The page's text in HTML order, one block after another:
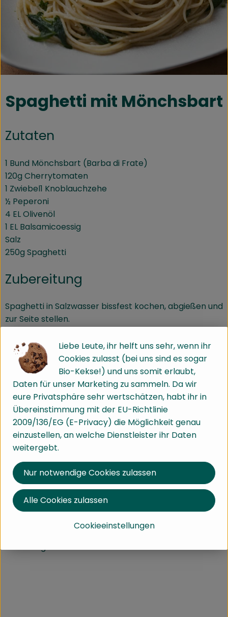
Kühltheke
Speisekammer
Getränke
Drogerie
Biokiste
Biomarkt Waldkirch
Über brokkolise
Wissenswertes
Spaghetti mit Mönchsbart
Zutaten
1 Bund Mönchsbart (Barba di Frate)
120g Cherrytomaten
1 Zwiebel1 Knoblauchzehe
½ Peperoni
4 EL Olivenöl
1 EL Balsamicoessig
Salz
250g Spaghetti
Zubereitung
Spaghetti in Salzwasser bissfest kochen, abgießen und
zur Seite stellen.
den rötlichen Wurzelbereich
abschneiden, gründlich unter fließendem Wasser
abwaschen und abtropfen lasse
Peperoni, Knoblauch und Zwiebeln fein Würfeln.
Tomaten halbieren oder vierteln
(je nach Vorliebe). Peperoni, Zwiebel und Knoblauch
glasig dünsten, dann die
Tomaten zufügen und unterheben.
Im Anschluss das Mönchskraut zufügen und ca. 6
Minuten dünsten.
Mit Balsamicoessig und Salz würzen/abschmecken
nun noch die Spaghetti
unterheben - fertig!
Das Gericht geht schnell und schmeckt
hervorragend..
Liebe Leute, ihr helft uns sehr, wenn ihr
Cookies zulasst (bei uns sind es sogar
Bio-Kekse!) und uns somit erlaubt,
Daten für unser Marketing zu sammeln. Da wir
eure Privatsphäre sehr wertschätzen, habt ihr in
Übereinstimmung mit der EU-Richtlinie
2009/136/EG (E-Privacy) die Möglichkeit genau
einzustellen, an welche Dienstleister ihr Daten
weitergebt.
Cookieeinstellungen
Nur notwendige Cookies zulassen
Alle Cookies zulassen